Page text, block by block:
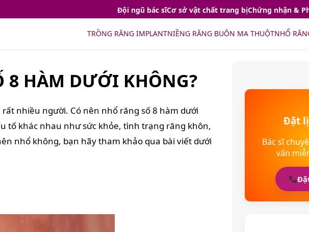
Đội ngũ bác sĩCơ sở vật chất trang bịChứng nhận &
TRỒNG RĂNG IMPLANTNIỀNG RĂNG BUÔN MA THUỘTNHỔ
8 HÀM DƯỚI KHÔNG?
nhiều người. Có nên nhổ răng số 8 hàm dưới
tố khác nhau như sức khỏe, tình trạng răng khôn,
nhổ không, bạn hãy tham khảo qua bài viết dưới
Đặt
Bác sĩ
vấn